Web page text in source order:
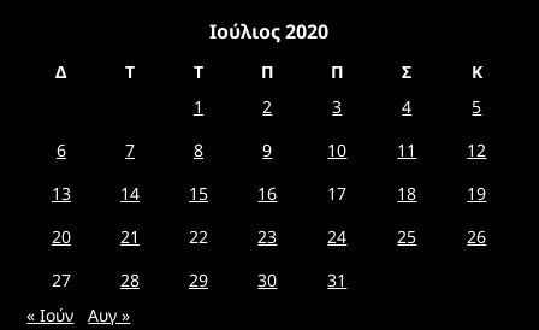
Ιούλιος 2020
Δ Τ Τ Π Π Σ
Κ
1
2 3 4
5
6
7 8 9 10 11
12
13
14 15 16 17 18
19
20
21 22 23 24 25
26
27
28 29 30
31
« Ιούν
Αυγ »